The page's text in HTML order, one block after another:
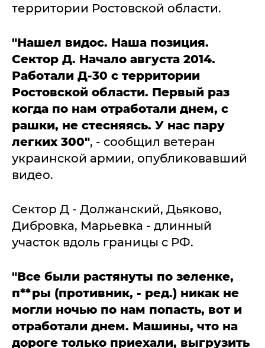
территории Ростовской области.
"Нашел видос. Наша позиция.
Сектор Д. Начало августа 2014.
Работали Д-30 с территории
Ростовской области. Первый раз
когда по нам отработали днем, с
рашки, не стесняясь. У нас пару
легких 300", - сообщил ветеран
украинской армии, опубликовавший
видео.
Сектор Д - Должанский, Дьяково,
Дибровка, Марьевка - длинный
участок вдоль границы с РФ.
"Все были растянуты по зеленке,
п**ры (противник, - ред.) никак не
могли ночью по нам попасть, вот и
отработали днем. Машины, что на
дороге только приехали, выгрузить